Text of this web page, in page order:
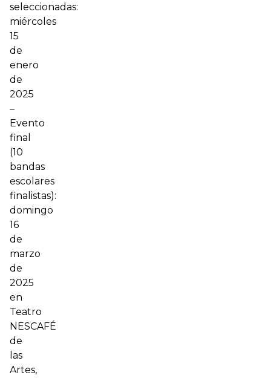
seleccionadas:
miércoles
15
de
enero
de
2025
–
Evento
final
(10
bandas
escolares
finalistas):
domingo
16
de
marzo
de
2025
en
Teatro
NESCAFÉ
de
las
Artes,